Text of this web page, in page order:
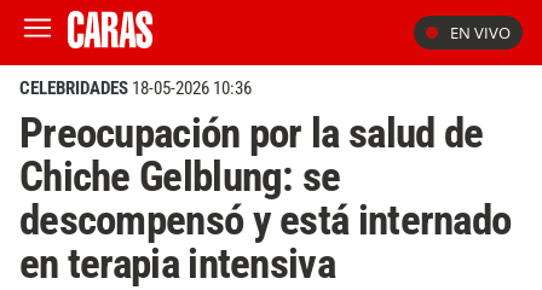
EN VIVO
CELEBRIDADES 18-05-2026 10:36
Preocupación por la salud de
Chiche Gelblung: se
descompensó y está internado
en terapia intensiva